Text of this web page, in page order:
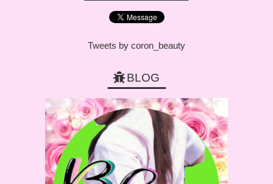
Tweets by coron_beauty
BLOG